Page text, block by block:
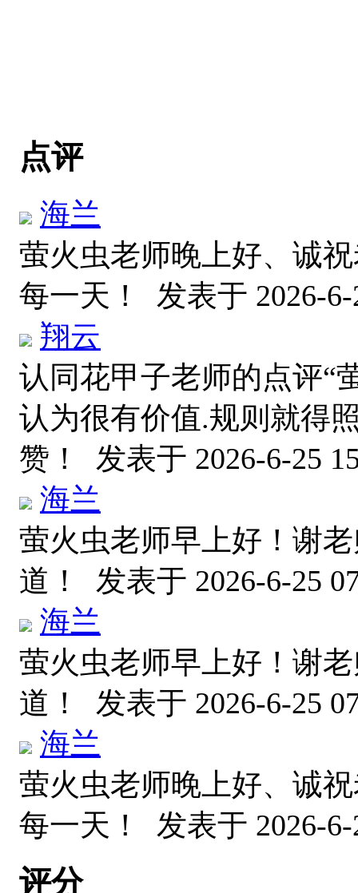
点评
海兰
萤火虫老师晚上好、诚
每一天！ 发表于 2026-6-
翔云
认同花甲子老师的点评“
认为很有价值.规则就得
赞！ 发表于 2026-6-25
海兰
萤火虫老师早上好！谢
道！ 发表于 2026-6-25
海兰
萤火虫老师早上好！谢
道！ 发表于 2026-6-25
海兰
萤火虫老师晚上好、诚
每一天！ 发表于 2026-6-
评分